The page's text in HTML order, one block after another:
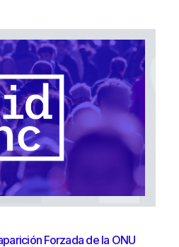
Forzada de la ONU